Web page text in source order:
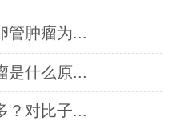
管肿瘤为...
是什么原...
？对比子...